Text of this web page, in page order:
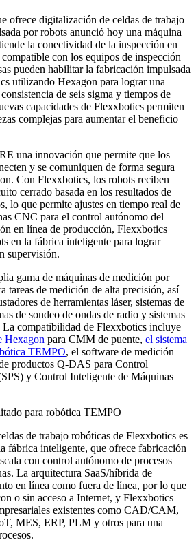
ofrece digitalización de celdas de trabajo
por robots anunció hoy una máquina
la conectividad de la inspección en
con los equipos de inspección
pueden habilitar la fabricación impulsada
utilizando Hexagon para lograr una
de seis sigma y tiempos de
capacidades de Flexxbotics permiten
complejas para aumentar el beneficio
una innovación que permite que los
y se comuniquen de forma segura
Con Flexxbotics, los robots reciben
cerrado basada en los resultados de
lo que permite ajustes en tiempo real de
CNC para el control autónomo del
en línea de producción, Flexxbotics
en la fábrica inteligente para lograr
supervisión.
gama de máquinas de medición por
tareas de medición de alta precisión, así
de herramientas láser, sistemas de
de sondeo de ondas de radio y sistemas
La compatibilidad de Flexxbotics incluye
Hexagon para CMM de puente, el sistema
TEMPO, el software de medición
productos Q-DAS para Control
y Control Inteligente de Máquinas
de trabajo robóticas de Flexxbotics es
fábrica inteligente, que ofrece fabricación
con control autónomo de procesos
La arquitectura SaaS/híbrida de
en línea como fuera de línea, por lo que
o sin acceso a Internet, y Flexxbotics
existentes como CAD/CAM,
MES, ERP, PLM y otros para una